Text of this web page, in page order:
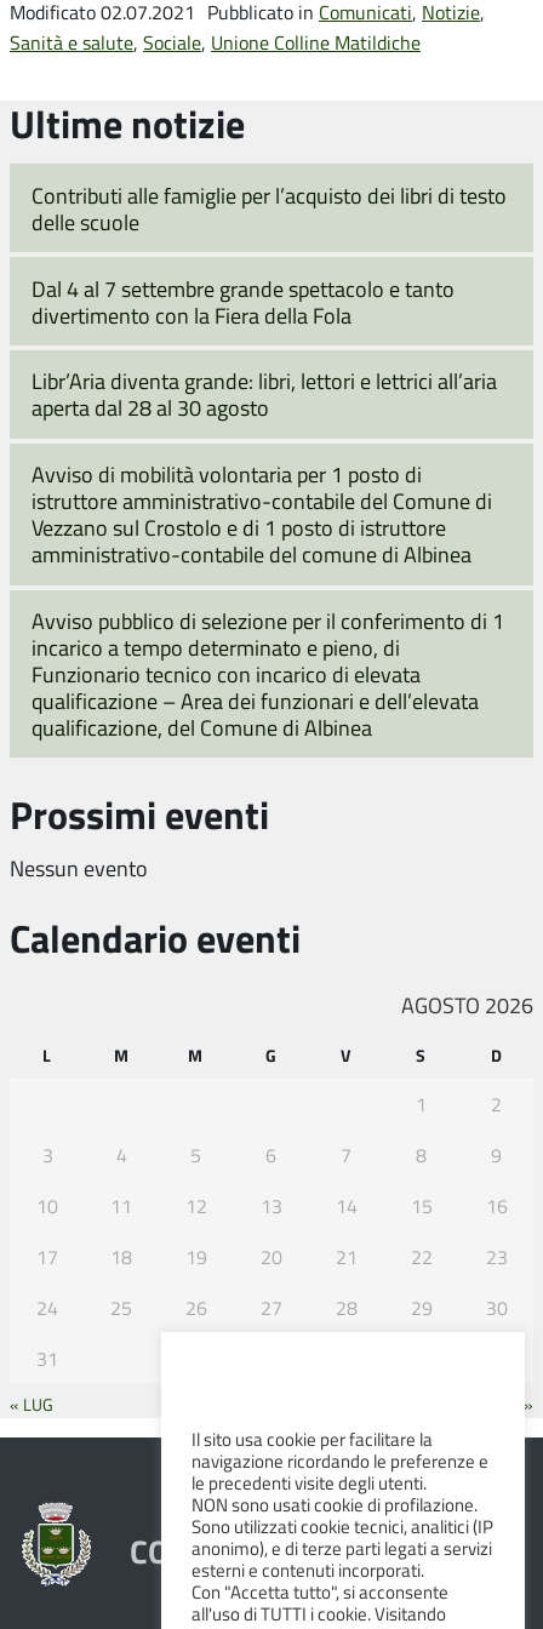
Modificato 02.07.2021 Pubblicato in Comunicati, Notizie,
Sanità e salute, Sociale, Unione Colline Matildiche
Ultime notizie
Contributi alle famiglie per l’acquisto dei libri di testo
delle scuole
Dal 4 al 7 settembre grande spettacolo e tanto
divertimento con la Fiera della Fola
Libr’Aria diventa grande: libri, lettori e lettrici all’aria
aperta dal 28 al 30 agosto
Avviso di mobilità volontaria per 1 posto di
istruttore amministrativo-contabile del Comune di
Vezzano sul Crostolo e di 1 posto di istruttore
amministrativo-contabile del comune di Albinea
Avviso pubblico di selezione per il conferimento di 1
incarico a tempo determinato e pieno, di
Funzionario tecnico con incarico di elevata
qualificazione – Area dei funzionari e dell’elevata
qualificazione, del Comune di Albinea
Prossimi eventi
Nessun evento
Calendario eventi
AGOSTO 2026
L M M G V S D
1
2
3
4 5 6 7 8
9
10
11 12 13 14 15
16
17
18 19 20 21 22
23
24
25 26 27 28 29
30
31
« LUG SET »
COMUNE DI ALBINEA
Il sito usa cookie per facilitare la
navigazione ricordando le preferenze e
le precedenti visite degli utenti.
NON sono usati cookie di profilazione.
Sono utilizzati cookie tecnici, analitici (IP
anonimo), e di terze parti legati a servizi
esterni e contenuti incorporati.
Con "Accetta tutto", si acconsente
all'uso di TUTTI i cookie. Visitando